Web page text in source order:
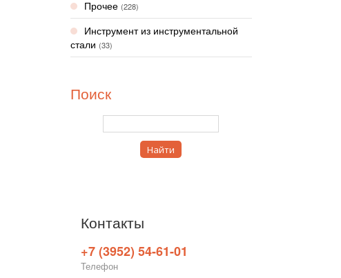
Прочее (228)
Инструмент из инструментальной
стали (33)
Поиск
Контакты
+7 (3952) 54-61-01
Телефон